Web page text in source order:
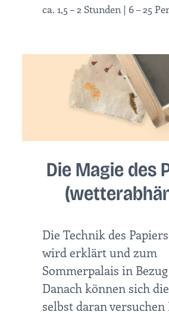
ca. 1,5 – 2 Stunden | 6 – 25
Die Magie des
Die Technik des
wird erklärt und zum
Sommerpalais in
Danach können sich
selbst daran versuchen